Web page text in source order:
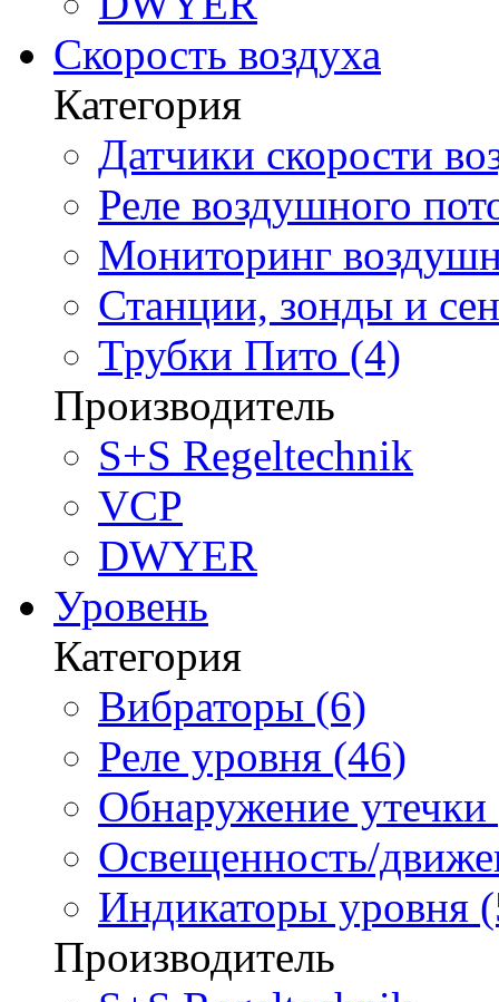
Скорость воздуха
Категория
Датчики скорости
Реле воздушного
Мониторинг
Станции, зонды и
Трубки Пито (4)
Производитель
S+S Regeltechnik
VCP
DWYER
Уровень
Категория
Вибраторы (6)
Реле уровня (46)
Обнаружение утечки
Освещенность/
Индикаторы уровня
Производитель